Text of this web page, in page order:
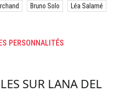
Bruno Solo Léa Salamé
PERSONNALITÉS
SUR LANA DEL